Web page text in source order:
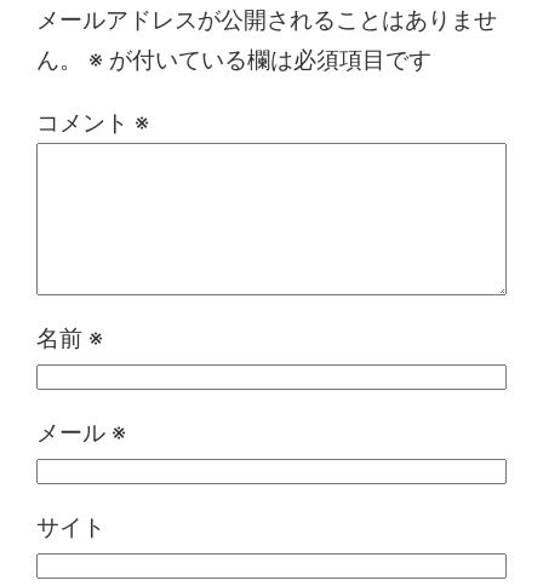
メールアドレスが公開されることはありませ
ん。
※ が付いている欄は必須項目です
コメント ※
名前 ※
メール ※
サイト